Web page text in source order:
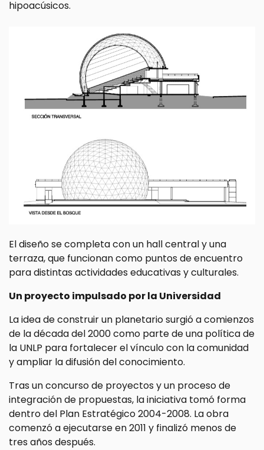
hipoacúsicos.
El diseño se completa con un hall central y una
terraza, que funcionan como puntos de encuentro
para distintas actividades educativas y culturales.
Un proyecto impulsado por la Universidad
La idea de construir un planetario surgió a comienzos
de la década del 2000 como parte de una política de
la UNLP para fortalecer el vínculo con la comunidad
y ampliar la difusión del conocimiento.
Tras un concurso de proyectos y un proceso de
integración de propuestas, la iniciativa tomó forma
dentro del Plan Estratégico 2004-2008. La obra
comenzó a ejecutarse en 2011 y finalizó menos de
tres años después.